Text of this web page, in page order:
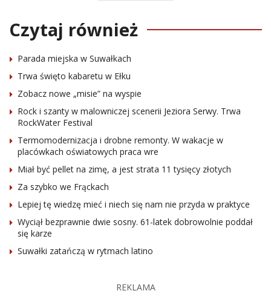
Czytaj również
Parada miejska w Suwałkach
Trwa święto kabaretu w Ełku
Zobacz nowe „misie” na wyspie
Rock i szanty w malowniczej scenerii Jeziora Serwy. Trwa
RockWater Festival
Termomodernizacja i drobne remonty. W wakacje w
placówkach oświatowych praca wre
Miał być pellet na zimę, a jest strata 11 tysięcy złotych
Za szybko we Frąckach
Lepiej tę wiedzę mieć i niech się nam nie przyda w praktyce
Wyciął bezprawnie dwie sosny. 61-latek dobrowolnie poddał
się karze
Suwałki zatańczą w rytmach latino
REKLAMA